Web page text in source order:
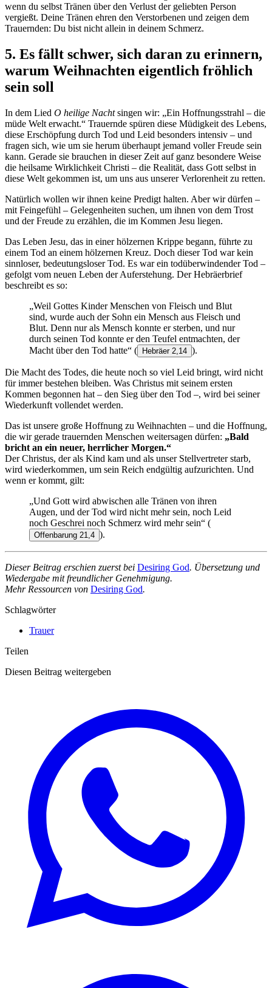
wenn du selbst Tränen über den Verlust der geliebten Person
vergießt. Deine Tränen ehren den Verstorbenen und zeigen dem
Trauernden: Du bist nicht allein in deinem Schmerz.
5. Es fällt schwer, sich daran zu erinnern,
warum Weihnachten eigentlich fröhlich
sein soll
In dem Lied O heilige Nachtsingen wir: „Ein Hoffnungsstrahl – die
müde Welt erwacht.“ Trauernde spüren diese Müdigkeit des Lebens,
diese Erschöpfung durch Tod und Leid besonders intensiv – und
fragen sich, wie um sie herum überhaupt jemand voller Freude sein
kann. Gerade sie brauchen in dieser Zeit auf ganz besondere Weise
die heilsame Wirklichkeit Christi – die Realität, dass Gott selbst in
diese Welt gekommen ist, um uns aus unserer Verlorenheit zu retten.
Natürlich wollen wir ihnen keine Predigt halten. Aber wir dürfen –
mit Feingefühl – Gelegenheiten suchen, um ihnen von dem Trost
und der Freude zu erzählen, die im Kommen Jesu liegen.
Das Leben Jesu, das in einer hölzernen Krippe begann, führte zu
einem Tod an einem hölzernen Kreuz. Doch dieser Tod war kein
sinnloser, bedeutungsloser Tod. Es war ein todüberwindender Tod –
gefolgt vom neuen Leben der Auferstehung. Der Hebräerbrief
beschreibt es so:
„Weil Gottes Kinder Menschen von Fleisch und Blut
sind, wurde auch der Sohn ein Mensch aus Fleisch und
Blut. Denn nur als Mensch konnte er sterben, und nur
durch seinen Tod konnte er den Teufel entmachten, der
Macht über den Tod hatte“ ( Hebräer 2,14 ).
Die Macht des Todes, die heute noch so viel Leid bringt, wird nicht
für immer bestehen bleiben. Was Christus mit seinem ersten
Kommen begonnen hat – den Sieg über den Tod –, wird bei seiner
Wiederkunft vollendet werden.
Das ist unsere große Hoffnung zu Weihnachten – und die Hoffnung,
die wir gerade trauernden Menschen weitersagen dürfen: „Bald
bricht an ein neuer, herrlicher Morgen.“
Der Christus, der als Kind kam und als unser Stellvertreter starb,
wird wiederkommen, um sein Reich endgültig aufzurichten. Und
wenn er kommt, gilt:
„Und Gott wird abwischen alle Tränen von ihren
Augen, und der Tod wird nicht mehr sein, noch Leid
noch Geschrei noch Schmerz wird mehr sein“ (
Offenbarung 21,4 ).
Dieser Beitrag erschien zuerst bei Desiring God. Übersetzung und
Wiedergabe mit freundlicher Genehmigung.
Mehr Ressourcen von Desiring God.
Schlagwörter
Trauer
Teilen
Diesen Beitrag weitergeben